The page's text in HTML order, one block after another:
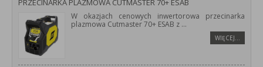
PRZECINARKA PLAZMOWA CUTMASTER 70+ ESAB
W okazjach cenowych inwertorowa przecinarka
plazmowa Cutmaster 70+ ESAB z ...
WIĘCEJ…